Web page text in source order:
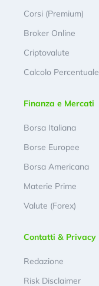
Corsi (Premium)
Broker Online
Criptovalute
Calcolo Percentuale
Finanza e Mercati
Borsa Italiana
Borse Europee
Borsa Americana
Materie Prime
Valute (Forex)
Contatti & Privacy
Redazione
Risk Disclaimer